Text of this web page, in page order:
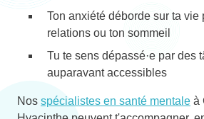
Ton anxiété déborde sur ta vie
relations ou ton sommeil
Tu te sens dépassé·e par des
auparavant accessibles
Nos spécialistes en santé mentale à